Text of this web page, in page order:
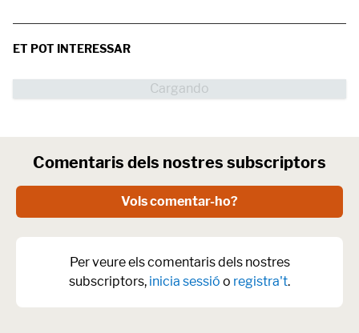
ET POT INTERESSAR
Comentaris dels nostres subscriptors
Vols comentar-ho?
Per veure els comentaris dels nostres
subscriptors, inicia sessió o registra't.